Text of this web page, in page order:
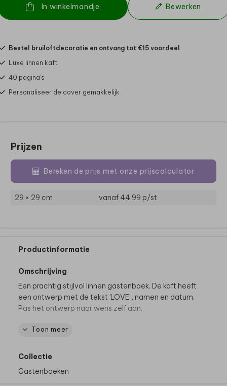
In winkelmandje Bewerken
Bestel bruiloftdecoratie en ontvang tot €15 voordeel
Luxe linnen kaft
40 pagina's
Personaliseer de cover gemakkelijk
Prijzen
Bereken de prijs met onze prijscalculator
29 × 29 cm vanaf 44,99 p/st
Productinformatie
Omschrijving
Een prachtig stijlvol linnen gastenboek. De kaft heeft
een ontwerp met de tekst 'LOVE' , namen en datum.
Pas het ontwerp naar wens zelf aan.
Productspecificaties:
- Binnenzijde: crèmekleurig blanco papier van
- Foliedruk niet mogelijk
Toon meer
Collectie
Gastenboeken